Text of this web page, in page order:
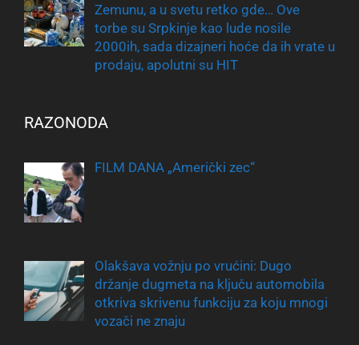
Zemunu, a u svetu retko gde… Ove
torbe su Srpkinje kao lude nosile
2000ih, sada dizajneri hoće da ih vrate u
prodaju, apolutni su HIT
RAZONODA
FILM DANA „Američki zec“
Olakšava vožnju po vrućini: Dugo
držanje dugmeta na ključu automobila
otkriva skrivenu funkciju za koju mnogi
vozači ne znaju